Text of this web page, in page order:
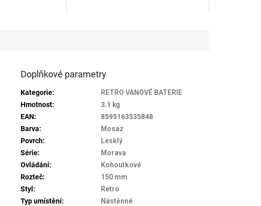
Doplňkové parametry
Kategorie:
RETRO VANOVÉ BATERIE
Hmotnost:
3.1 kg
EAN:
8595163535848
Barva:
Mosaz
Povrch:
Lesklý
Série:
Morava
Ovládání:
Kohoutkové
Rozteč:
150 mm
Styl :
Retro
Typ umístění:
Nástěnné